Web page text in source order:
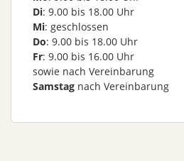
Di: 9.00 bis 18.00 Uhr
Mi: geschlossen
Do: 9.00 bis 18.00 Uhr
Fr: 9.00 bis 16.00 Uhr
sowie nach Vereinbarung
Samstag nach Vereinbarung